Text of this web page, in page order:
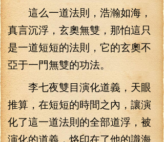
這么一道法則，浩瀚如海，
真言沉浮，玄奧無雙，那怕這只
是一道短短的法則，它的玄奧不
亞于一門無雙的功法。
李七夜雙目演化道義，天眼
推算，在短短的時間之內，讓演
化了這一道法則的全部道浮，被
演化的道義，烙印在了他的識海